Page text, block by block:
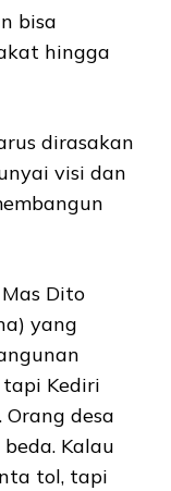
bisa
hingga
dirasakan
visi dan
Dito
yang
Kediri
desa
Kalau
tol, tapi